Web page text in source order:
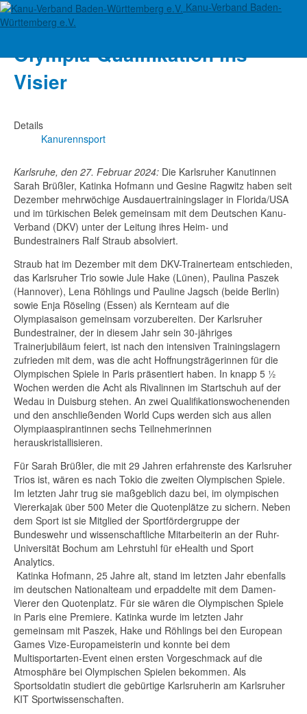
Kanu-Verband Baden-
Württemberg e.V.
Rheinbrüder-Trio nimmt
Olympia-Qualifikation ins
Visier
Details
Kanurennsport
Karlsruhe, den 27. Februar 2024: Die Karlsruher Kanutinnen
Sarah Brüßler, Katinka Hofmann und Gesine Ragwitz haben seit
Dezember mehrwöchige Ausdauertrainingslager in Florida/USA
und im türkischen Belek gemeinsam mit dem Deutschen Kanu-
Verband (DKV) unter der Leitung ihres Heim- und
Bundestrainers Ralf Straub absolviert.
Straub hat im Dezember mit dem DKV-Trainerteam entschieden,
das Karlsruher Trio sowie Jule Hake (Lünen), Paulina Paszek
(Hannover), Lena Röhlings und Pauline Jagsch (beide Berlin)
sowie Enja Röseling (Essen) als Kernteam auf die
Olympiasaison gemeinsam vorzubereiten. Der Karlsruher
Bundestrainer, der in diesem Jahr sein 30-jähriges
Trainerjubiläum feiert, ist nach den intensiven Trainingslagern
zufrieden mit dem, was die acht Hoffnungsträgerinnen für die
Olympischen Spiele in Paris präsentiert haben. In knapp 5 ½
Wochen werden die Acht als Rivalinnen im Startschuh auf der
Wedau in Duisburg stehen. An zwei Qualifikationswochenenden
und den anschließenden World Cups werden sich aus allen
Olympiaaspirantinnen sechs Teilnehmerinnen
herauskristallisieren.
Für Sarah Brüßler, die mit 29 Jahren erfahrenste des Karlsruher
Trios ist, wären es nach Tokio die zweiten Olympischen Spiele.
Im letzten Jahr trug sie maßgeblich dazu bei, im olympischen
Viererkajak über 500 Meter die Quotenplätze zu sichern. Neben
dem Sport ist sie Mitglied der Sportfördergruppe der
Bundeswehr und wissenschaftliche Mitarbeiterin an der Ruhr-
Universität Bochum am Lehrstuhl für eHealth und Sport
Analytics.
Katinka Hofmann, 25 Jahre alt, stand im letzten Jahr ebenfalls
im deutschen Nationalteam und erpaddelte mit dem Damen-
Vierer den Quotenplatz. Für sie wären die Olympischen Spiele
in Paris eine Premiere. Katinka wurde im letzten Jahr
gemeinsam mit Paszek, Hake und Röhlings bei den European
Games Vize-Europameisterin und konnte bei dem
Multisportarten-Event einen ersten Vorgeschmack auf die
Atmosphäre bei Olympischen Spielen bekommen. Als
Sportsoldatin studiert die gebürtige Karlsruherin am Karlsruher
KIT Sportwissenschaften.